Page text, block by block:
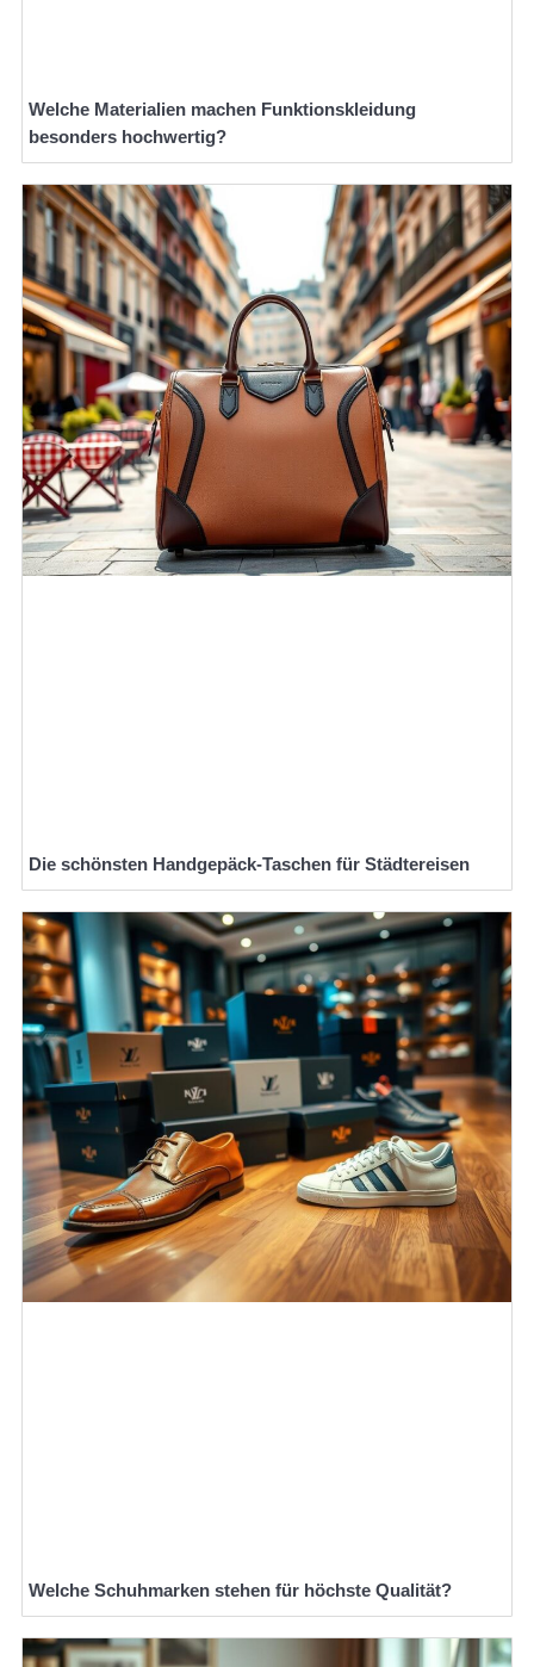
Welche Materialien machen Funktionskleidung
besonders hochwertig?
Die schönsten Handgepäck-Taschen für Städtereisen
Welche Schuhmarken stehen für höchste Qualität?